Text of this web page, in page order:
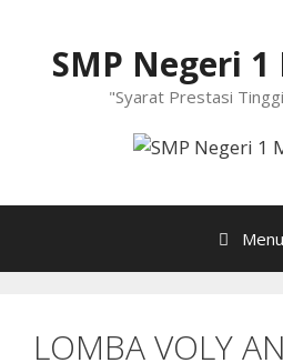
SMP Negeri
"Syarat Prestasi
Menu
LOMBA VOLY